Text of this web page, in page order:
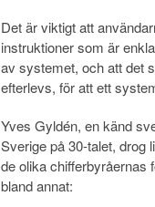
Det är viktigt att
instruktioner som är
av systemet, och att det
efterlevs, för att ett
Yves Gyldén, en känd
Sverige på 30-talet, drog
de olika chifferbyråernas
bland annat: